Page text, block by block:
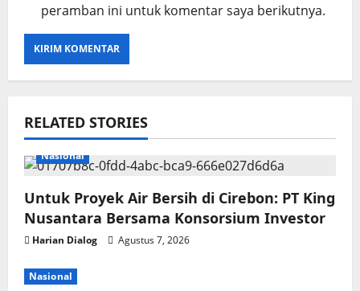
peramban ini untuk komentar saya berikutnya.
RELATED STORIES
Nasional
Untuk Proyek Air Bersih di Cirebon: PT King
Nusantara Bersama Konsorsium Investor
Harian Dialog Agustus 7, 2026
Nasional